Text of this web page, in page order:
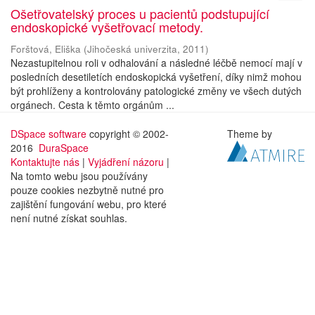
Ošetřovatelský proces u pacientů podstupující
endoskopické vyšetřovací metody.
Forštová, Eliška (Jihočeská univerzita, 2011)
Nezastupitelnou roli v odhalování a následné léčbě nemocí mají v
posledních desetiletích endoskopická vyšetření, díky nimž mohou
být prohlíženy a kontrolovány patologické změny ve všech dutých
orgánech. Cesta k těmto orgánům ...
DSpace software copyright © 2002-
2016 DuraSpace
Kontaktujte nás | Vyjádření názoru |
Na tomto webu jsou používány
pouze cookies nezbytně nutné pro
zajištění fungování webu, pro které
není nutné získat souhlas.
Theme by